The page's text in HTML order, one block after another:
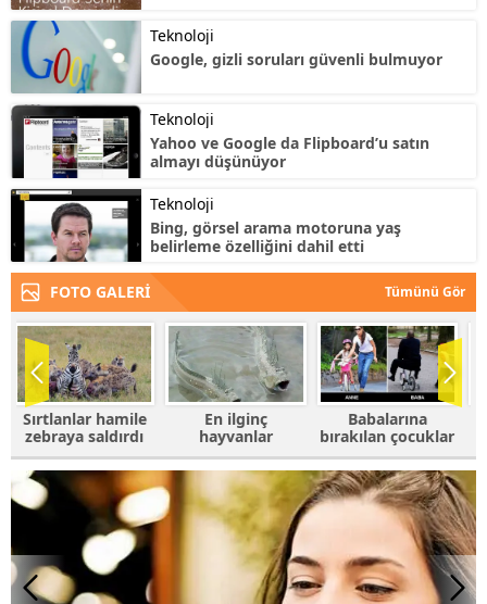
Teknoloji
Google, gizli soruları güvenli bulmuyor
Teknoloji
Yahoo ve Google da Flipboard’u satın
almayı düşünüyor
Teknoloji
Bing, görsel arama motoruna yaş
belirleme özelliğini dahil etti
FOTO GALERİ Tümünü Gör
En ilginç
hayvanlar
Babalarına
bırakılan çocuklar
Fotoğrafı
trolleyen
hayvanlar